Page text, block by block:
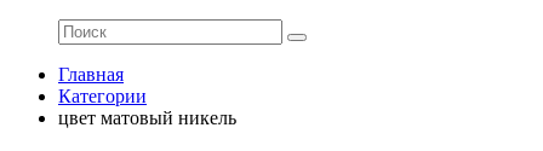
Главная
Категории
цвет матовый никель